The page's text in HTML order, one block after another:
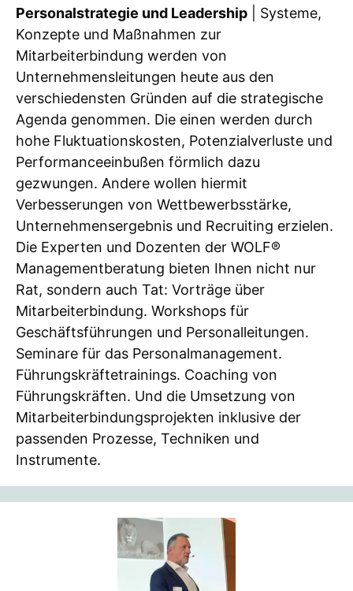
Personalstrategie und Leadership | Systeme,
Konzepte und Maßnahmen zur
Mitarbeiterbindung werden von
Unternehmensleitungen heute aus den
verschiedensten Gründen auf die strategische
Agenda genommen. Die einen werden durch
hohe Fluktuationskosten, Potenzialverluste und
Performanceeinbußen förmlich dazu
gezwungen. Andere wollen hiermit
Verbesserungen von Wettbewerbsstärke,
Unternehmensergebnis und Recruiting erzielen.
Die Experten und Dozenten der WOLF®
Managementberatung bieten Ihnen nicht nur
Rat, sondern auch Tat: Vorträge über
Mitarbeiterbindung. Workshops für
Geschäftsführungen und Personalleitungen.
Seminare für das Personalmanagement.
Führungskräftetrainings. Coaching von
Führungskräften. Und die Umsetzung von
Mitarbeiterbindungsprojekten inklusive der
passenden Prozesse, Techniken und
Instrumente.